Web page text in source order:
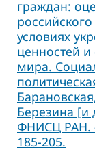
граждан:
условиях
ценностей
мира.
Березина [и
ФНИСЦ РАН.
185-205.